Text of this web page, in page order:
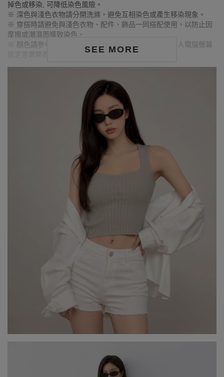
SEE MORE
掉色或移染, 可降低染色風險。
※ 深色與淺色衣物請分開洗滌，避免互相染色或產生移染現象。
※ 穿搭時請避免與淺色衣物、配件、飾品一同搭配使用，以防止因
摩擦或潮濕而導致染色。
※ 顏色請參考單品圖片較為接近，但因圖檔顏色會因個人電腦螢幕
設定差異略有不同，請以實際商品顏色為準。
身高170cm／胸圍Bust：79cm
腰圍Waist：60cm／臀圍hips：90cm
身高164cm／胸圍Bust：73cm
腰圍Waist：59cm／臀圍hips：85cm
試穿報告：模特兒穿著S號